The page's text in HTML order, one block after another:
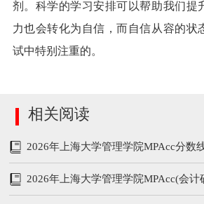
剂。科学的学习安排可以帮助我们提
力也会转化为自信，而自信从容的状
试中特别注重的。
相关阅读
2026年上海大学管理学院MPAcc分数
书
2026年上海大学管理学院MPAcc(会计